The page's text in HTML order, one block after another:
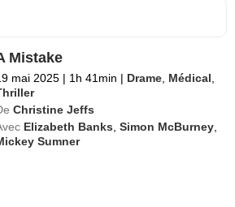
Mistake
mai 2025 | 1h 41min | Drame Médical
Christine Jeffs
Elizabeth Banks ,Simon McBurney
Sumner